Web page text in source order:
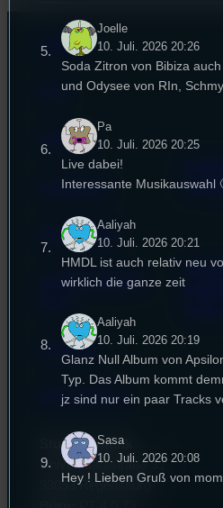
Kontakt
FAQ
Satzung
Impressum
Datenschutz
Cookie-Richtlinie
Empfang
EPK & Presse
für
Start
Studentenfunk
Universitätsstraße 31
93053 Regensburg
Joelle
10. Juli. 2026 20:26
Soda Zitron von Bibiza
und Odysee von RIn,
Pa
10. Juli. 2026 20:25
Live dabei!
Interessante Musikauswahl
Aaliyah
10. Juli. 2026 20:21
HMDL ist auch relativ neu
wirklich die ganze zeit
Aaliyah
10. Juli. 2026 20:19
Glanz Null Album von
Typ. Das Album kommt
jz sind nur ein paar Tracks
Sasa
10. Juli. 2026 20:08
Hey ! Lieben Gruß von